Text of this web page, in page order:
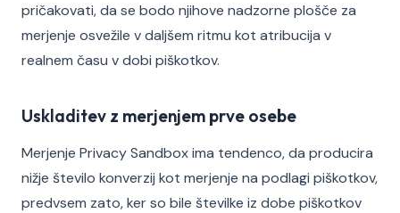
pričakovati, da se bodo njihove nadzorne plošče za
merjenje osvežile v daljšem ritmu kot atribucija v
realnem času v dobi piškotkov.
Uskladitev z merjenjem prve osebe
Merjenje Privacy Sandbox ima tendenco, da producira
nižje število konverzij kot merjenje na podlagi piškotkov,
predvsem zato, ker so bile številke iz dobe piškotkov